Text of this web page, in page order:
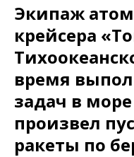
Экипаж
крейсера
время
задач в
произвел
ракеты по